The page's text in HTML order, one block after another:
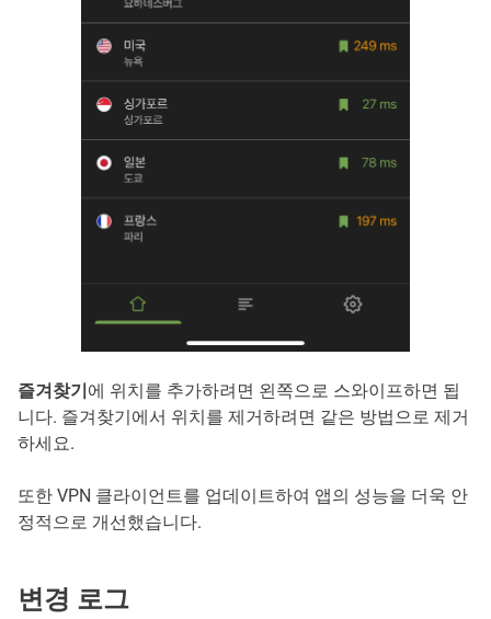
즐겨찾기에 위치를 추가하려면 왼쪽으로 스와이프하면 됩
니다. 즐겨찾기에서 위치를 제거하려면 같은 방법으로 제거
하세요.
또한 VPN 클라이언트를 업데이트하여 앱의 성능을 더욱 안
정적으로 개선했습니다.
변경 로그